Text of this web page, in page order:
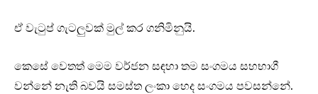
ඒ වැටුප් ගැටලුවක් මුල් කර ගනිමිනුයි.
කෙසේ වෙතත් මෙම වර්ජන සඳහා තම සංගමය සහභාගී
වන්නේ නැති බවයි සමස්ත ලංකා හෙද සංගමය පවසන්නේ.